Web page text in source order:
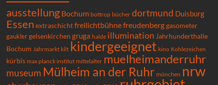
ausstellung Bochum bottrop bücher dortmund Duisburg
Essen extraschicht freilichtbühnefreudenberg gasometer
gaukler gelsenkirchen gruga halde illumination Jahrhunderthalle
Bochum Jahrmarkt kilt kindergeeignet kino Kohlezeichen
kürbis max planck institut mittelalter muelheimanderruhr
museum Mülheim an der Ruhr münchen nrw